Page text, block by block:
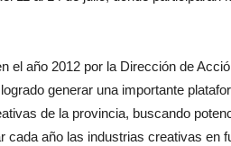
el año 2012 por la Dirección de
generar una importante
de la provincia, buscando
cada año las industrias creativas en